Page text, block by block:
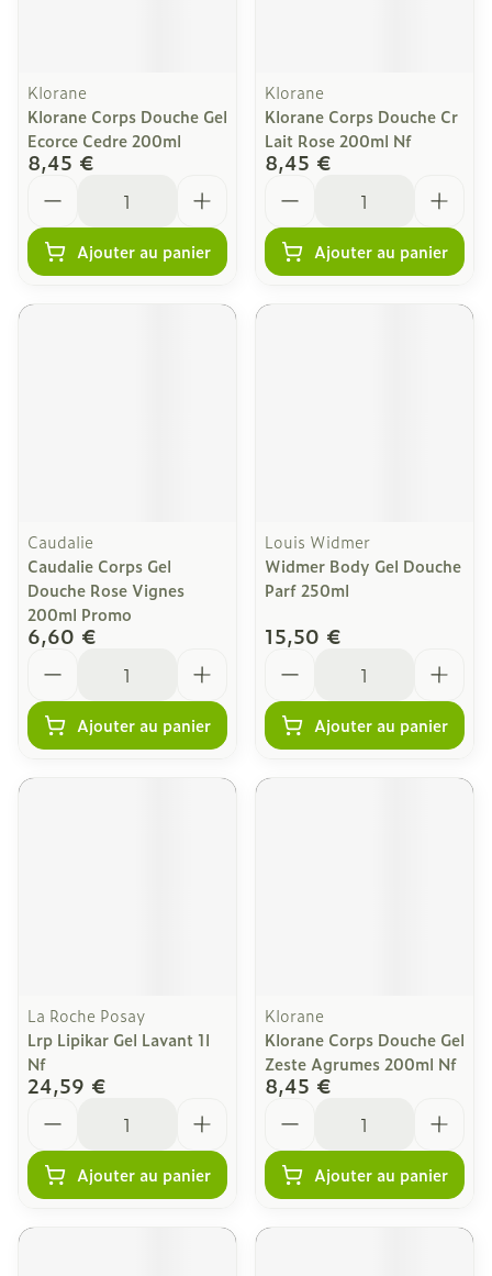
Klorane
Klorane Corps Douche Gel
Ecorce Cedre 200ml
8,45 €
Ajouter au panier
Klorane
Klorane Corps Douche Cr
Lait Rose 200ml Nf
8,45 €
Ajouter au panier
Caudalie
Caudalie Corps Gel
Douche Rose Vignes
200ml Promo
6,60 €
Ajouter au panier
Louis Widmer
Widmer Body Gel Douche
Parf 250ml
15,50 €
Ajouter au panier
La Roche Posay
Lrp Lipikar Gel Lavant 1l
Nf
24,59 €
Ajouter au panier
Klorane
Klorane Corps Douche Gel
Zeste Agrumes 200ml Nf
8,45 €
Ajouter au panier